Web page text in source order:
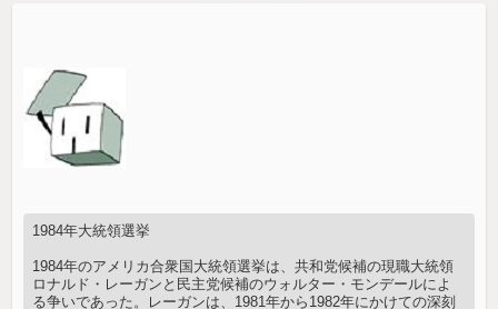
1984年大統領選挙
1984年のアメリカ合衆国大統領選挙は、共和党候補の現職大統領
ロナルド・レーガンと民主党候補のウォルター・モンデールによ
る争いであった。レーガンは、1981年から1982年にかけての深刻